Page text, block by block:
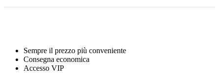
Sempre il prezzo più conveniente
Consegna economica
Accesso VIP